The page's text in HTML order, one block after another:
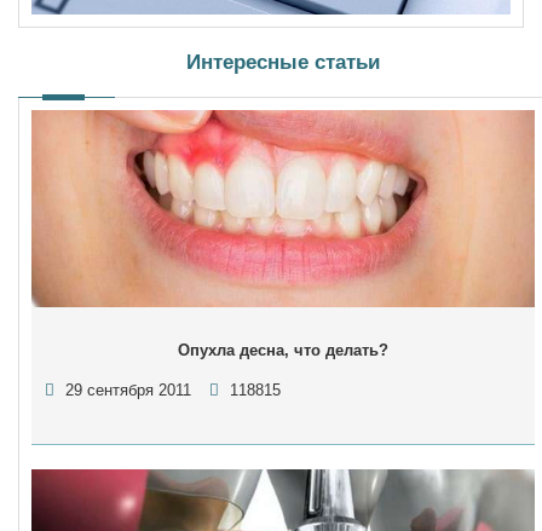
Интересные статьи
Опухла десна, что делать?
29 сентября 2011 118815